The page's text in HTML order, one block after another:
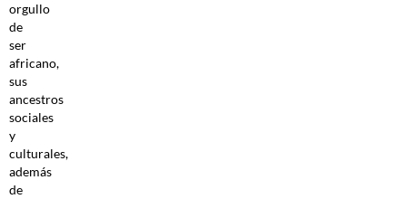
orgullo
de
ser
africano,
sus
ancestros
sociales
y
culturales,
además
de